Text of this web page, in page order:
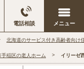
電話相談
北海道のサービス付き高齢者向け
手稲区の老人ホーム イリーゼ